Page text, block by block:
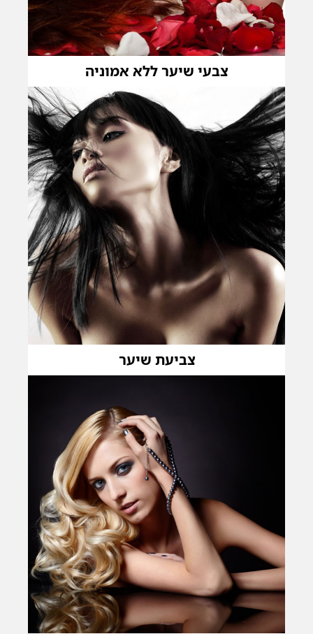
צבעי שיער ללא אמוניה
צביעת שיער